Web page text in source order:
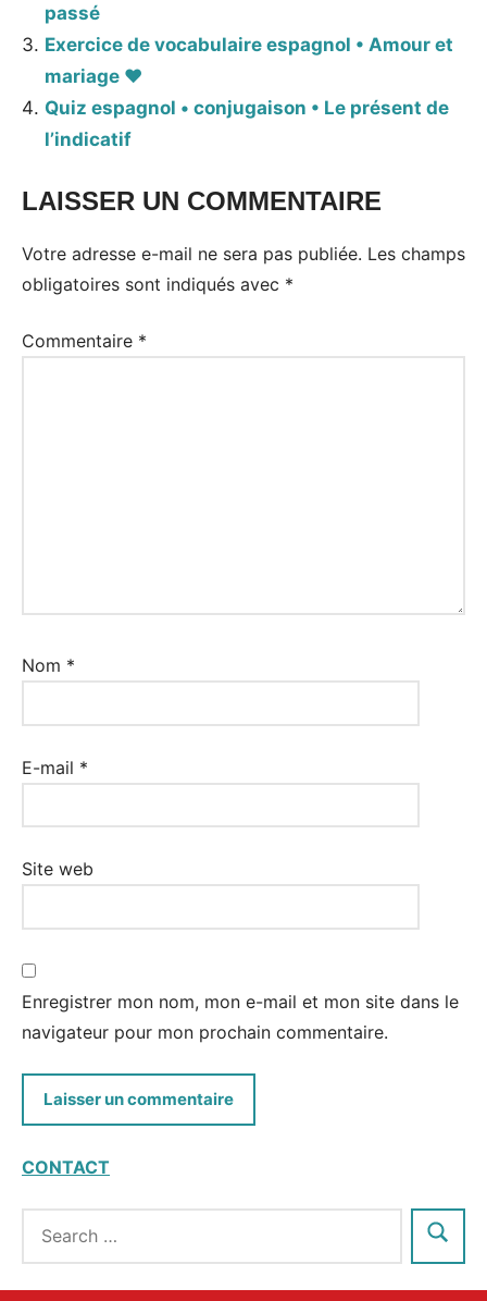
passé
Exercice de vocabulaire espagnol • Amour et
mariage ❤
Quiz espagnol • conjugaison • Le présent de
l’indicatif
LAISSER UN COMMENTAIRE
Votre adresse e-mail ne sera pas publiée. Les champs
obligatoires sont indiqués avec *
Commentaire *
Nom *
E-mail *
Site web
Enregistrer mon nom, mon e-mail et mon site dans le
navigateur pour mon prochain commentaire.
CONTACT